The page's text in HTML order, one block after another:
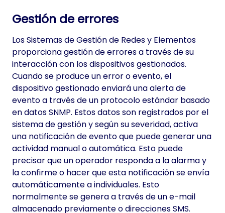
Gestión de errores
Los Sistemas de Gestión de Redes y Elementos
proporciona gestión de errores a través de su
interacción con los dispositivos gestionados.
Cuando se produce un error o evento, el
dispositivo gestionado enviará una alerta de
evento a través de un protocolo estándar basado
en datos SNMP. Estos datos son registrados por el
sistema de gestión y según su severidad, activa
una notificación de evento que puede generar una
actividad manual o automática. Esto puede
precisar que un operador responda a la alarma y
la confirme o hacer que esta notificación se envía
automáticamente a individuales. Esto
normalmente se genera a través de un e-mail
almacenado previamente o direcciones SMS.